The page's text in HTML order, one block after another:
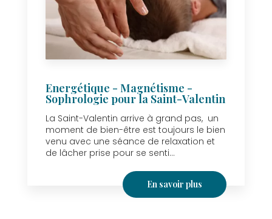
Energétique - Magnétisme -
Sophrologie pour la Saint-Valentin
La Saint-Valentin arrive à grand pas, un
moment de bien-être est toujours le bien
venu avec une séance de relaxation et
de lâcher prise pour se senti...
En savoir plus